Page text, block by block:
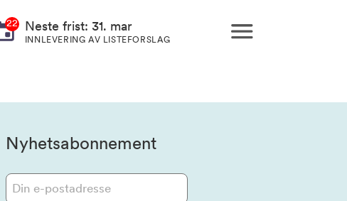
22 Neste frist: 31. mar
INNLEVERING AV LISTEFORSLAG
Nyhetsabonnement